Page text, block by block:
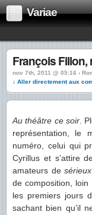
Variae
François Fillon,
nov 7th, 2011 @ 05:16 ›
↓ Aller directement aux
Au théâtre ce soir.
représentation, le
numéro, celui qui
Cyrillus et s’attire
amateurs desérieux
de composition,
les premiers jours
sachant bien qu’il